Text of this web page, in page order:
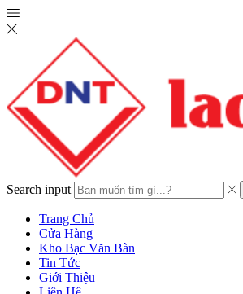
Search input
Trang Chủ
Cửa Hàng
Kho Bạc Văn Bàn
Tin Tức
Giới Thiệu